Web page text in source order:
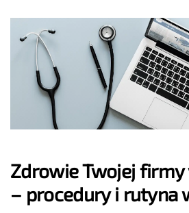
Zdrowie Twojej firmy
– procedury i rutyna